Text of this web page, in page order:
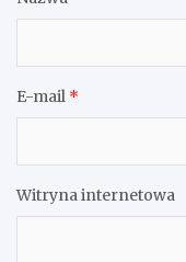
E-mail *
Witryna internetowa